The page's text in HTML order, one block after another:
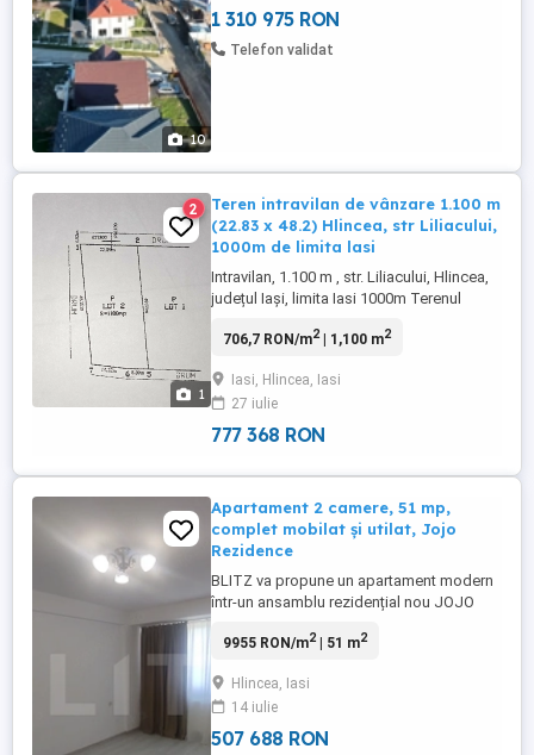
10
asupra Iasului. ...
1 310 975 RON
Telefon validat
1
2
Teren intravilan de vânzare 1.100 m
(22.83 x 48.2) Hlincea, str Liliacului,
1000m de limita lasi
Intravilan, 1.100 m , str. Liliacului, Hlincea,
județul Iași, limita Iasi 1000m Terenul
acces facil, posibilitate de parcelare.
Avantaje: - utilități disponibile la limita
proprietății: gaz, energie electrică, apa și
...
706,7 RON/m2| 1,100 m2
Iasi, Hlincea, Iasi
27 iulie
777 368 RON
Apartament 2 camere, 51 mp,
complet mobilat și utilat, Jojo
Rezidence
BLITZ va propune un apartament modern
într-un ansamblu rezidențial nou JOJO
pentru investiție! Situat la ETAJUL 4 unui
prin compartimentarea eficientă,
luminozitatea naturală și poziționarea
excelentă într-un complex ...
9955 RON/m2| 51 m2
Hlincea, Iasi
14 iulie
507 688 RON